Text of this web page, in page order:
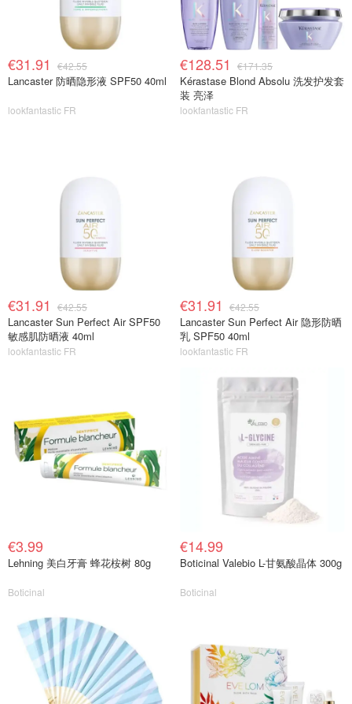
€31.91 €42.55
Lancaster 防晒隐形液 SPF50 40ml
lookfantastic FR
€128.51 €171.35
Kérastase Blond Absolu 洗发护发套
装 亮泽
lookfantastic FR
€31.91 €42.55
Lancaster Sun Perfect Air SPF50
敏感肌防晒液 40ml
lookfantastic FR
€31.91 €42.55
Lancaster Sun Perfect Air 隐形防晒
乳 SPF50 40ml
lookfantastic FR
€3.99
Lehning 美白牙膏 蜂花桉树 80g
Boticinal
€14.99
Boticinal Valebio L-甘氨酸晶体 300g
Boticinal